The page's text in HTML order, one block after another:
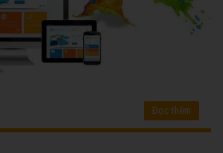
Đọc thêm